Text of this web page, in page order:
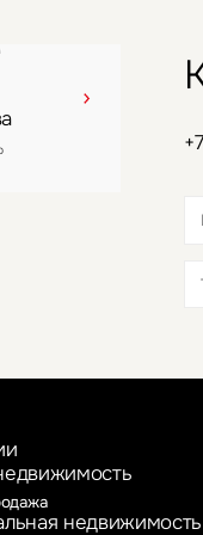
недвижимость